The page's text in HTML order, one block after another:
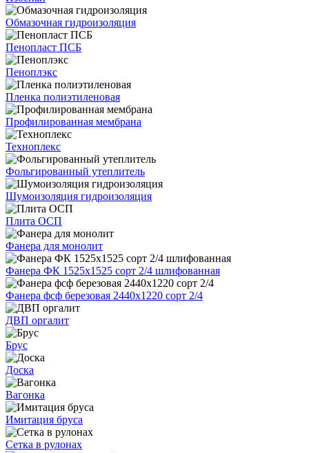
Обмазочная гидроизоляция
Пенопласт ПСБ
Пеноплэкс
Пленка полиэтиленовая
Профилированная мембрана
Техноплекс
Фольгированный утеплитель
Шумоизоляция гидроизоляция
Плита ОСП
Фанера для монолит
Фанера ФК 1525х1525 сорт 2/4 шлифованная
Фанера фсф березовая 2440х1220 сорт 2/4
ДВП оргалит
Брус
Доска
Вагонка
Имитация бруса
Сетка в рулонах